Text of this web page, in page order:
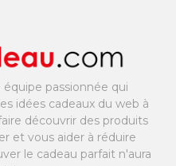
passionnée qui
idées cadeaux du web à
découvrir des produits
et vous aider à réduire
le cadeau parfait n'aura